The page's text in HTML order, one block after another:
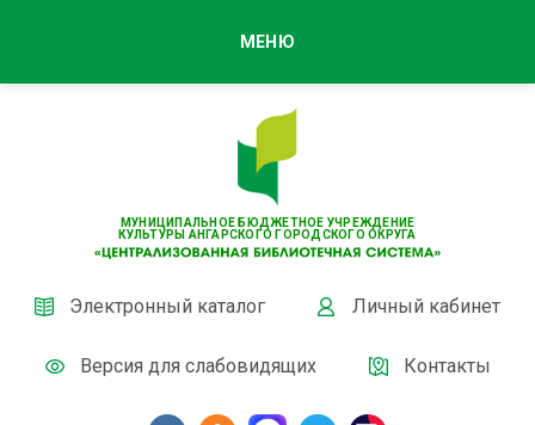
МУНИЦИПАЛЬНОЕ БЮДЖЕТНОЕ УЧРЕЖДЕНИЕ
КУЛЬТУРЫ АНГАРСКОГО ГОРОДСКОГО ОКРУГА
Электронный каталог Личный кабинет
Версия для слабовидящих Контакты
МЕНЮ